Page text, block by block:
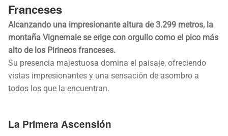
Franceses
Alcanzando una impresionante altura de 3.299 metros, la
montaña Vignemale se erige con orgullo como el pico más
alto de los Pirineos franceses.
Su presencia majestuosa domina el paisaje, ofreciendo
vistas impresionantes y una sensación de asombro a
todos los que la encuentran.
La Primera Ascensión